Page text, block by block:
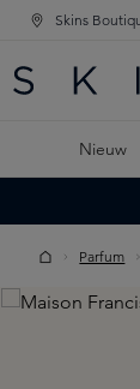
NAVIGATIE
DE Skins
Nieuw
Parfum
Skip image